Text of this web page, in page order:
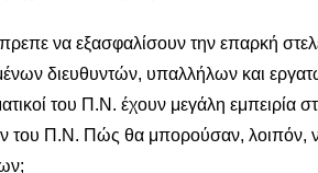
να εξασφαλίσουν την επαρκή
διευθυντών, υπαλλήλων και
του Π.Ν. έχουν μεγάλη εμπειρία
Π.Ν. Πώς θα μπορούσαν, λοιπόν, να